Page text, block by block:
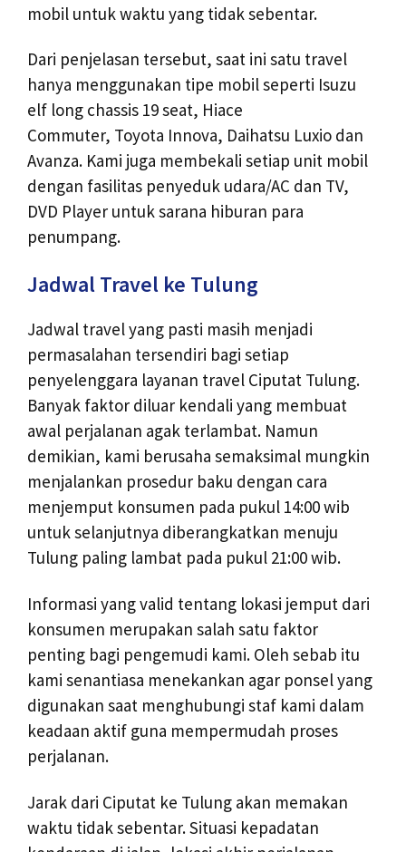
mobil untuk waktu yang tidak sebentar.
Dari penjelasan tersebut, saat ini satu travel
hanya menggunakan tipe mobil seperti Isuzu
elf long chassis 19 seat, Hiace
Commuter, Toyota Innova, Daihatsu Luxio dan
Avanza. Kami juga membekali setiap unit mobil
dengan fasilitas penyeduk udara/AC dan TV,
DVD Player untuk sarana hiburan para
penumpang.
Jadwal Travel ke Tulung
Jadwal travel yang pasti masih menjadi
permasalahan tersendiri bagi setiap
penyelenggara layanan travel Ciputat Tulung.
Banyak faktor diluar kendali yang membuat
awal perjalanan agak terlambat. Namun
demikian, kami berusaha semaksimal mungkin
menjalankan prosedur baku dengan cara
menjemput konsumen pada pukul 14:00 wib
untuk selanjutnya diberangkatkan menuju
Tulung paling lambat pada pukul 21:00 wib.
Informasi yang valid tentang lokasi jemput dari
konsumen merupakan salah satu faktor
penting bagi pengemudi kami. Oleh sebab itu
kami senantiasa menekankan agar ponsel yang
digunakan saat menghubungi staf kami dalam
keadaan aktif guna mempermudah proses
perjalanan.
Jarak dari Ciputat ke Tulung akan memakan
waktu tidak sebentar. Situasi kepadatan